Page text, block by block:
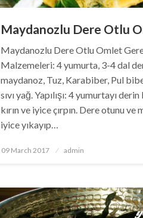
Maydanozlu Dere Otlu
Maydanozlu Dere Otlu Omlet
Malzemeleri: 4 yumurta, 3-4 dal
maydanoz, Tuz, Karabiber, Pul
sıvı yağ. Yapılışı: 4 yumurtayı
kırın ve iyice çırpın. Dere otunu ve
iyice yıkayıp…
Posted
09 March 2017 admin